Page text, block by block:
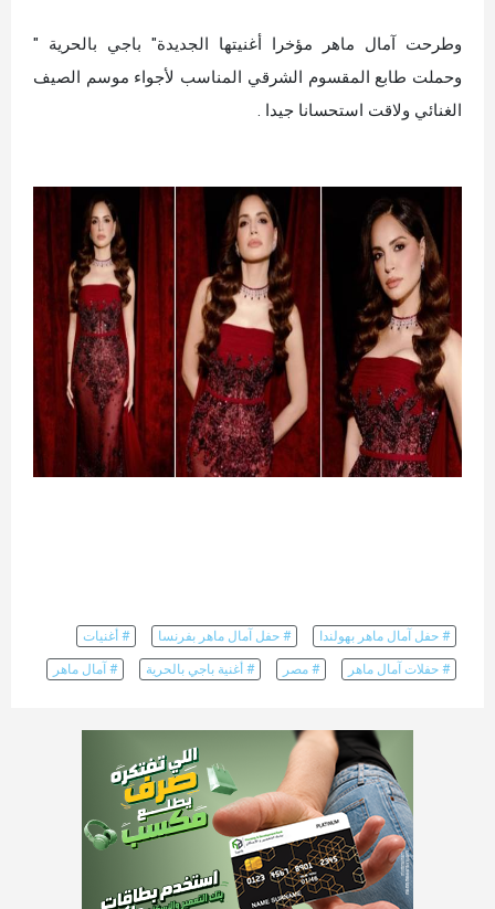
وطرحت آمال ماهر مؤخرا أغنيتها الجديدة" باجي بالحرية "
وحملت طابع المقسوم الشرقي المناسب لأجواء موسم الصيف
الغنائي ولاقت استحسانا جيدا .
# حفل آمال ماهر بهولندا # حفل آمال ماهر بفرنسا # أغنيات
# حفلات آمال ماهر # مصر # أغنية باجي بالحرية # آمال ماهر